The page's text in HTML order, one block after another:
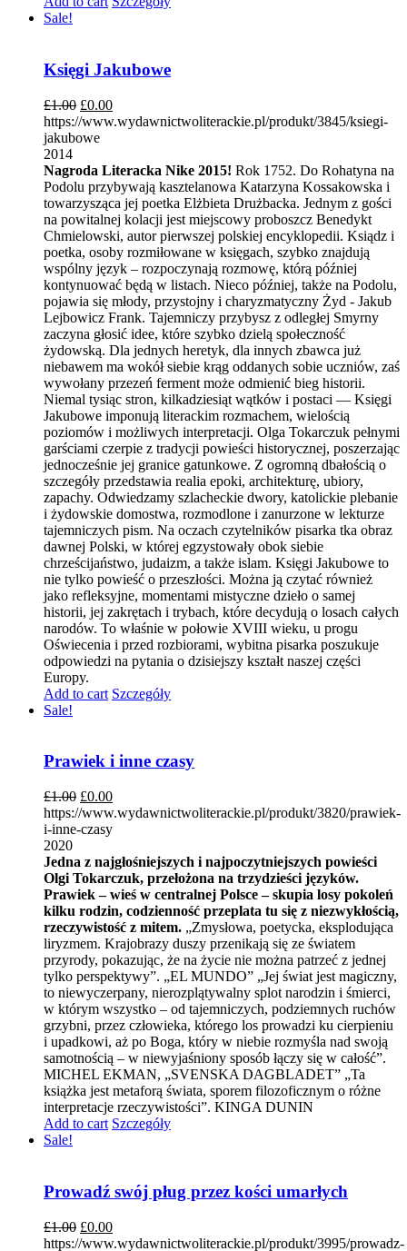
Sale!
Księgi Jakubowe
£1.00 £0.00
https://www.wydawnictwoliterackie.pl/produkt/3845/ksiegi-
jakubowe
2014
Nagroda Literacka Nike 2015! Rok 1752. Do Rohatyna na
Podolu przybywają kasztelanowa Katarzyna Kossakowska i
towarzysząca jej poetka Elżbieta Drużbacka. Jednym z gości
na powitalnej kolacji jest miejscowy proboszcz Benedykt
Chmielowski, autor pierwszej polskiej encyklopedii. Ksiądz i
poetka, osoby rozmiłowane w księgach, szybko znajdują
wspólny język – rozpoczynają rozmowę, którą później
kontynuować będą w listach. Nieco później, także na Podolu,
pojawia się młody, przystojny i charyzmatyczny Żyd - Jakub
Lejbowicz Frank. Tajemniczy przybysz z odległej Smyrny
zaczyna głosić idee, które szybko dzielą społeczność
żydowską. Dla jednych heretyk, dla innych zbawca już
niebawem ma wokół siebie krąg oddanych sobie uczniów, zaś
wywołany przezeń ferment może odmienić bieg historii.
Niemal tysiąc stron, kilkadziesiąt wątków i postaci — Księgi
Jakubowe imponują literackim rozmachem, wielością
poziomów i możliwych interpretacji. Olga Tokarczuk pełnymi
garściami czerpie z tradycji powieści historycznej, poszerzając
jednocześnie jej granice gatunkowe. Z ogromną dbałością o
szczegóły przedstawia realia epoki, architekturę, ubiory,
zapachy. Odwiedzamy szlacheckie dwory, katolickie plebanie
i żydowskie domostwa, rozmodlone i zanurzone w lekturze
tajemniczych pism. Na oczach czytelników pisarka tka obraz
dawnej Polski, w której egzystowały obok siebie
chrześcijaństwo, judaizm, a także islam. Księgi Jakubowe to
nie tylko powieść o przeszłości. Można ją czytać również
jako refleksyjne, momentami mistyczne dzieło o samej
historii, jej zakrętach i trybach, które decydują o losach całych
narodów. To właśnie w połowie XVIII wieku, u progu
Oświecenia i przed rozbiorami, wybitna pisarka poszukuje
odpowiedzi na pytania o dzisiejszy kształt naszej części
Europy.
Add to cart Szczegóły
Sale!
Prawiek i inne czasy
£1.00 £0.00
https://www.wydawnictwoliterackie.pl/produkt/3820/prawiek-
i-inne-czasy
2020
Jedna z najgłośniejszych i najpoczytniejszych powieści
Olgi Tokarczuk, przełożona na trzydzieści języków.
Prawiek – wieś w centralnej Polsce – skupia losy pokoleń
kilku rodzin, codzienność przeplata tu się z niezwykłością,
rzeczywistość z mitem. „Zmysłowa, poetycka, eksplodująca
liryzmem. Krajobrazy duszy przenikają się ze światem
przyrody, pokazując, że na życie nie można patrzeć z jednej
tylko perspektywy”. „EL MUNDO” „Jej świat jest magiczny,
to niewyczerpany, nierozplątywalny splot narodzin i śmierci,
w którym wszystko – od tajemniczych, podziemnych ruchów
grzybni, przez człowieka, którego los prowadzi ku cierpieniu
i upadkowi, aż po Boga, który w niebie rozmyśla nad swoją
samotnością – w niewyjaśniony sposób łączy się w całość”.
MICHEL EKMAN, „SVENSKA DAGBLADET” „Ta
książka jest metaforą świata, sporem filozoficznym o różne
interpretacje rzeczywistości”. KINGA DUNIN
Add to cart Szczegóły
Sale!
Prowadź swój pług przez kości umarłych
£1.00 £0.00
https://www.wydawnictwoliterackie.pl/produkt/3995/prowadz-